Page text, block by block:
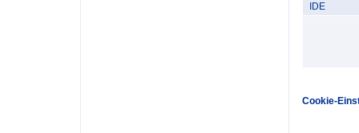
IDE
Cookie-